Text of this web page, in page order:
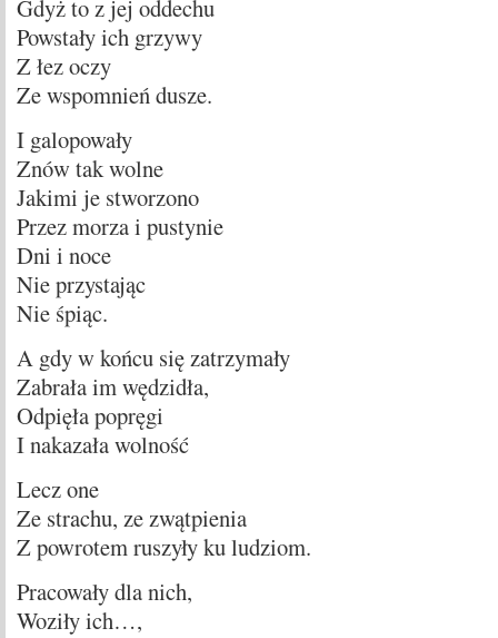
Gdyż to z jej oddechu
Powstały ich grzywy
Z łez oczy
Ze wspomnień dusze.
I galopowały
Znów tak wolne
Jakimi je stworzono
Przez morza i pustynie
Dni i noce
Nie przystając
Nie śpiąc.
A gdy w końcu się zatrzymały
Zabrała im wędzidła,
Odpięła popręgi
I nakazała wolność
Lecz one
Ze strachu, ze zwątpienia
Z powrotem ruszyły ku ludziom.
Pracowały dla nich,
Woziły ich…,